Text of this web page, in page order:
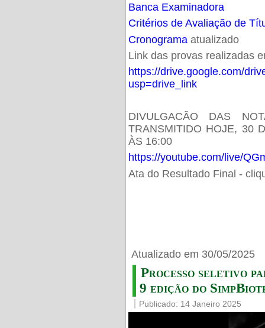
Banca Examinadora
Critérios de Avaliação de
Cronogramaatualizado
Link das provas realizadas
https://drive.google.com/
usp=drive_link
DIVULGACÃO DAS
TRANSMITIDO HOJE, 30
ÀS 16:00
https://youtube.com/live/
Ata do Resultado Final -
Atualizado em 30/05/2025
Processo seletivo
9 edição do
Publicado: 14 Janeiro 2025